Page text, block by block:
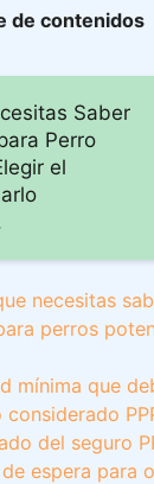
de contenidos
Saber
Perro
el
necesitas
perros
mínima que
del seguro
espera para